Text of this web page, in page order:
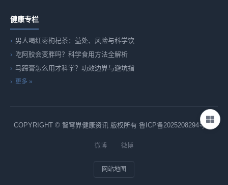
健康专栏
男人喝红枣枸杞茶：益处、风险与科学饮
吃阿胶会变胖吗？科学食用方法全解析
马蹄膏怎么用才科学？功效边界与避坑指
更多 »
COPYRIGHT © 智穹界健康资讯 版权所有 鲁ICP备2025208294号-82
微博 微博
网站地图